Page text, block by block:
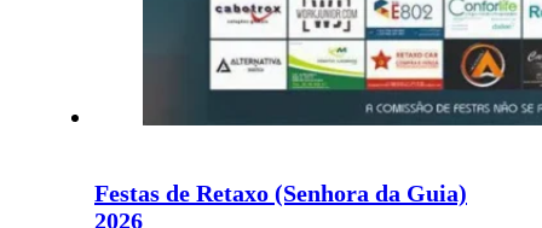
Festas de Retaxo (Senhora da Guia)
2026